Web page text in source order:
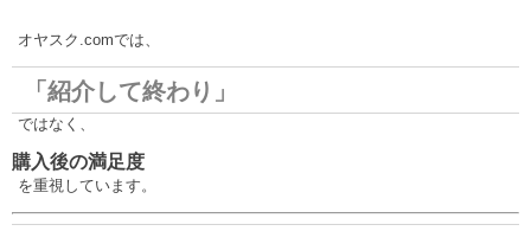
オヤスク.comでは、
「紹介して終わり」
ではなく、
購入後の満足度
を重視しています。